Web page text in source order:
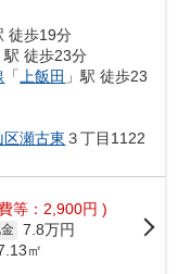
徒歩19分
駅 徒歩23分
「 上飯田 」駅 徒歩23
区瀬古東 ３丁目1122
等：2,900円 )
7.8万円
㎡